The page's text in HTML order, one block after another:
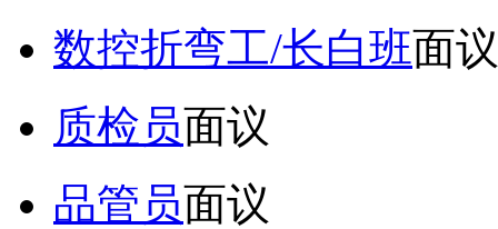
数控折弯工/长白班面议
质检员面议
品管员面议